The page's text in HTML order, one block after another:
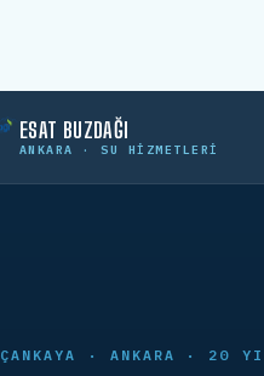
ESAT BUZDAĞI
ANKARA · SU HIZMETLERI
ÇANKAYA · ANKARA · 20